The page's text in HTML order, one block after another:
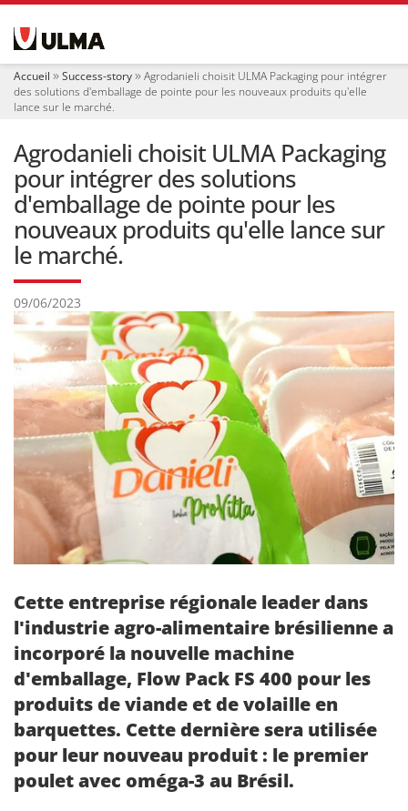
i
Accueil Success-story
Agrodanieli choisit ULMA Packaging pour intégrer
des solutions d'emballage de pointe pour les nouveaux produits qu'elle
lance sur le marché.
Agrodanieli choisit ULMA Packaging
pour intégrer des solutions
d'emballage de pointe pour les
nouveaux produits qu'elle lance sur
le marché.
09/06/2023
Cette entreprise régionale leader dans
l'industrie agro-alimentaire brésilienne a
incorporé la nouvelle machine
d'emballage, Flow Pack FS 400 pour les
produits de viande et de volaille en
barquettes. Cette dernière sera utilisée
pour leur nouveau produit : le premier
poulet avec oméga-3 au Brésil.